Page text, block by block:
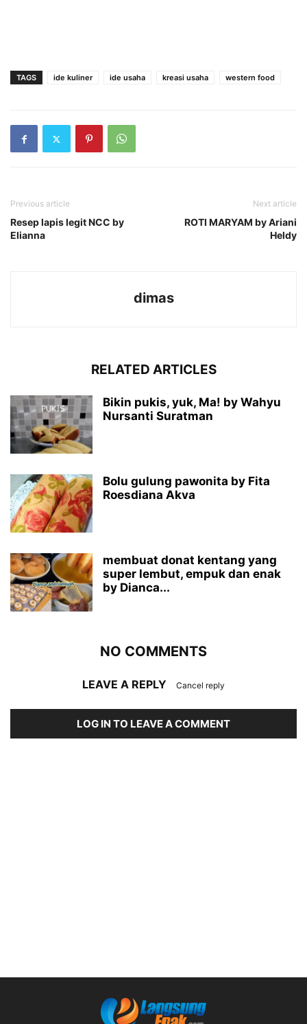
TAGS ide kuliner ide usaha kreasi usaha western food
Previous article
Resep lapis legit NCC by
Elianna
Next article
ROTI MARYAM by Ariani
Heldy
dimas
RELATED ARTICLES
Bikin pukis, yuk, Ma! by Wahyu
Nursanti Suratman
Bolu gulung pawonita by Fita
Roesdiana Akva
membuat donat kentang yang
super lembut, empuk dan enak
by Dianca...
NO COMMENTS
LEAVE A REPLY Cancel reply
LOG IN TO LEAVE A COMMENT